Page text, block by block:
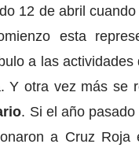
12 de abril
esta
a las actividades
Y otra vez más se
. Si el año
a Cruz Roja